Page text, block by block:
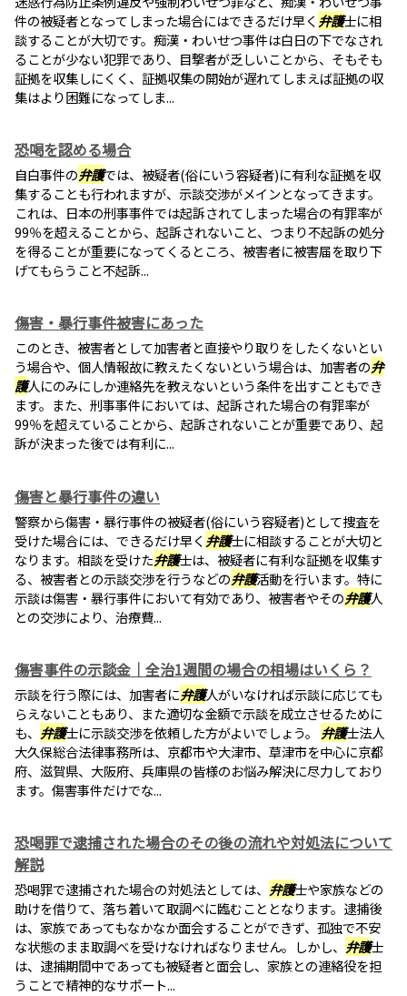
件の被疑者となってしまった場合にはできるだけ早く 弁護士に相
談することが大切です。痴漢・わいせつ事件は白日の下でなされ
ることが少ない犯罪であり、目撃者が乏しいことから、そもそも
証拠を収集しにくく、証拠収集の開始が遅れてしまえば証拠の収
集はより困難になってしま...
恐喝を認める場合
自白事件の弁護では、被疑者(俗にいう容疑者)に有利な証拠を収
集することも行われますが、示談交渉がメインとなってきます。
これは、日本の刑事事件では起訴されてしまった場合の有罪率が
99％を超えることから、起訴されないこと、つまり不起訴の処分
を得ることが重要になってくるところ、被害者に被害届を取り下
げてもらうこと不起訴...
傷害・暴行事件被害にあった
このとき、被害者として加害者と直接やり取りをしたくないとい
う場合や、個人情報故に教えたくないという場合は、加害者の弁
護人にのみにしか連絡先を教えないという条件を出すこともでき
ます。また、刑事事件においては、起訴された場合の有罪率が
99％を超えていることから、起訴されないことが重要であり、起
訴が決まった後では有利に...
傷害と暴行事件の違い
警察から傷害・暴行事件の被疑者(俗にいう容疑者)として捜査を
受けた場合には、できるだけ早く 弁護士に相談することが大切と
なります。相談を受けた弁護士は、被疑者に有利な証拠を収集す
る、被害者との示談交渉を行うなどの弁護活動を行います。特に
示談は傷害・暴行事件において有効であり、被害者やその弁護人
との交渉により、治療費...
傷害事件の示談金｜全治1週間の場合の相場はいくら？
示談を行う際には、加害者に弁護人がいなければ示談に応じても
らえないこともあり、また適切な金額で示談を成立させるために
も、 弁護士に示談交渉を依頼した方がよいでしょう。 弁護士法人
大久保総合法律事務所は、京都市や大津市、草津市を中心に京都
府、滋賀県、大阪府、兵庫県の皆様のお悩み解決に尽力しており
ます。傷害事件だけでな...
恐喝罪で逮捕された場合のその後の流れや対処法について
解説
恐喝罪で逮捕された場合の対処法としては、 弁護士や家族などの
助けを借りて、落ち着いて取調べに臨むこととなります。逮捕後
は、家族であってもなかなか面会することができず、孤独で不安
な状態のまま取調べを受けなければなりません。しかし、 弁護士
は、逮捕期間中であっても被疑者と面会し、家族との連絡役を担
うことで精神的なサポート...